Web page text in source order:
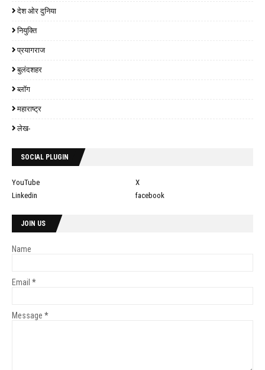
देश ओर दुनिया
नियुक्ति
प्रयागराज
बुलंदशहर
ब्लॉग
महाराष्ट्र
लेख-
SOCIAL PLUGIN
YouTube
X
Linkedin
facebook
JOIN US
Name
Email *
Message *